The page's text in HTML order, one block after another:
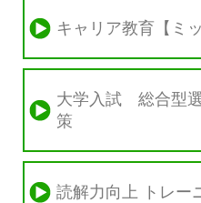
キャリア教育【ミ
大学入試 総合型
策
読解力向上 トレー